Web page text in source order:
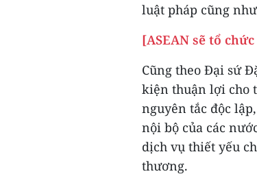
luật pháp cũng
[ASEAN sẽ tổ
Cũng theo Đại sứ
kiện thuận lợi cho
nguyên tắc độc
nội bộ của các
dịch vụ thiết yếu
thương.